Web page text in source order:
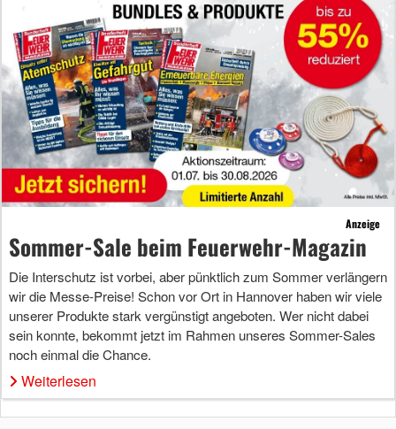
Anzeige
Sommer-Sale beim Feuerwehr-Magazin
Die Interschutz ist vorbei, aber pünktlich zum Sommer verlängern
wir die Messe-Preise! Schon vor Ort in Hannover haben wir viele
unserer Produkte stark vergünstigt angeboten. Wer nicht dabei
sein konnte, bekommt jetzt im Rahmen unseres Sommer-Sales
noch einmal die Chance.
Weiterlesen